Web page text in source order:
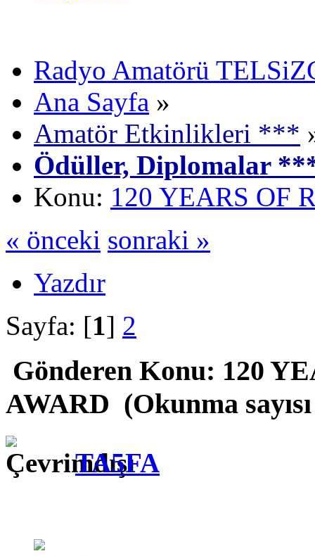
Radyo Amatörü
Ana Sayfa »
Amatör Etkinlikleri ***
Ödüller, Diplomalar
Konu: 120 YEARS OF
« önceki sonraki »
Yazdır
Sayfa: [1] 2
Gönderen Konu: 120
AWARD (Okunma
TA5FA